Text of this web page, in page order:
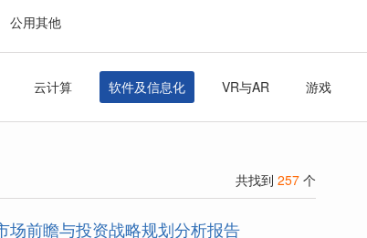
公用其他
云计算 软件及信息化 VR与AR 游戏
共找到 257 个
场前瞻与投资战略规划分析报告